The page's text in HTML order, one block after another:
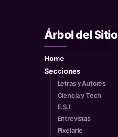
Árbol del Sitio
Home
Secciones
Letras y Autores
Ciencia y Tech
E.S.I
Entrevistas
Pixelarte